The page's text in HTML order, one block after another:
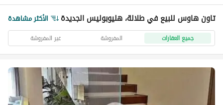
تاون هاوس للبيع في طلالة، هليوبوليس الجديدة الأكثر مشاهدة
جميع العقارات المفروشة غير المفروشة